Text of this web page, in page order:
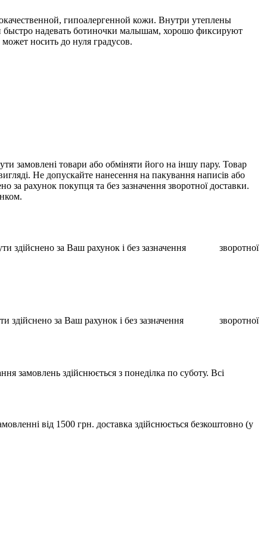
гипоалергенной кожи. Внутри утеплены
быстро надевать ботиночки малышам, хорошо фиксируют
носить до нуля градусов.
замовлені товари або обміняти його на іншу пару. Товар
Не допускайте нанесення на пакування написів або
рахунок покупця та без зазначення зворотної доставки.
здійснено за Ваш рахунок і без зазначення зворотної
здійснено за Ваш рахунок і без зазначення зворотної
замовлень здійснюється з понеділка по суботу. Всі
від 1500 грн. доставка здійснюється безкоштовно (у